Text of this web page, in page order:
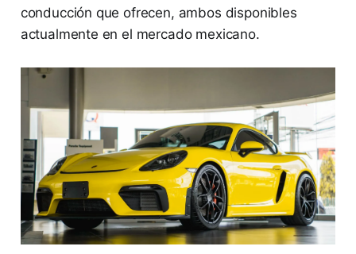
conducción que ofrecen, ambos disponibles
actualmente en el mercado mexicano.